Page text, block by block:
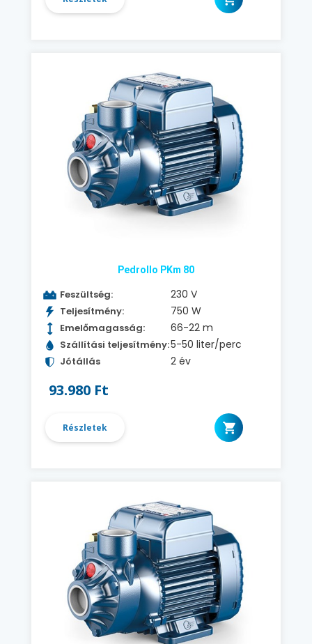
Pedrollo PKm 80
Feszültség: 230 V
Teljesítmény: 750 W
Emelőmagasság: 66-22 m
Szállítási teljesítmény:5-50 liter/perc
Jótállás 2 év
93.980 Ft
Részletek